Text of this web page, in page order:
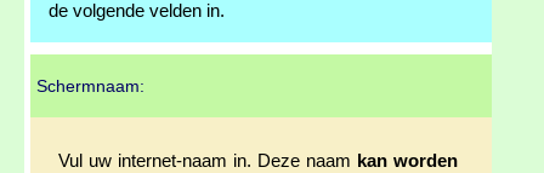
de volgende velden in.
Schermnaam:
Vul uw internet-naam in. Deze naam kan worden